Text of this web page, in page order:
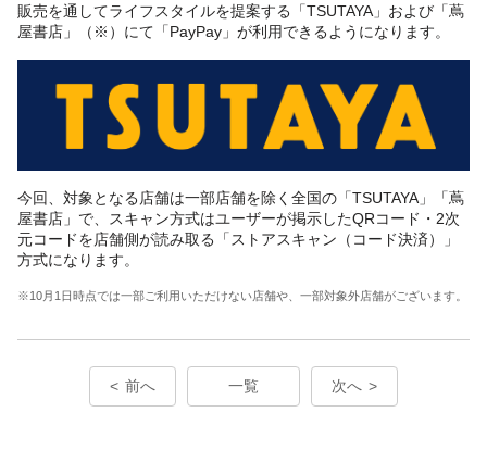
販売を通してライフスタイルを提案する「TSUTAYA」および「蔦
屋書店」（※）にて「PayPay」が利用できるようになります。
今回、対象となる店舗は一部店舗を除く全国の「TSUTAYA」「蔦
屋書店」で、スキャン方式はユーザーが掲示したQRコード・2次
元コードを店舗側が読み取る「ストアスキャン（コード決済）」
方式になります。
※10月1日時点では一部ご利用いただけない店舗や、一部対象外店舗がございます。
前へ 一覧 次へ